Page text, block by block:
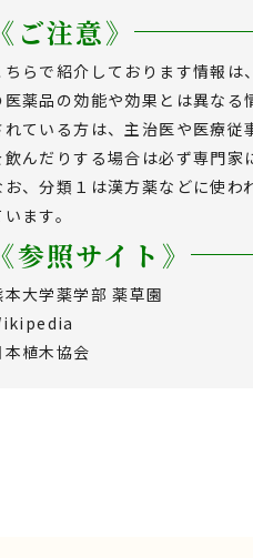
《ご注意》
ちらで紹介しております情報
医薬品の効能や効果とは異な
れている方は、主治医や医療
飲んだりする場合は必ず専門家
お、分類１は漢方薬などに使
ます。
《参照サイト》
本大学薬学部 薬草園
本植木協会